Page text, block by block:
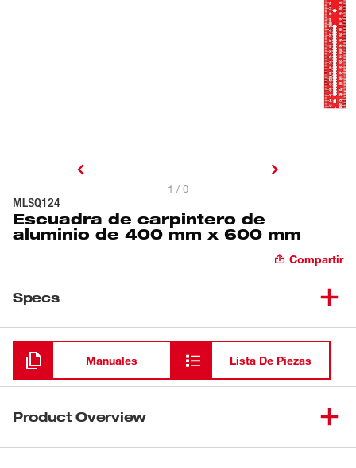
1 / 0
MLSQ124
Escuadra de carpintero de
aluminio de 400 mm x 600 mm
Compartir
Specs
Cargando
Manuales Lista De Piezas
Product Overview